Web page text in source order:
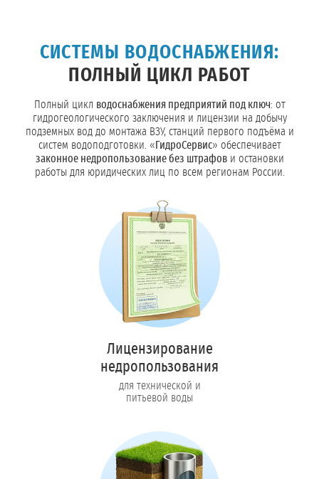
СИСТЕМЫ ВОДОСНАБЖЕНИЯ:
ПОЛНЫЙ ЦИКЛ РАБОТ
Полный цикл водоснабжения предприятий под ключ: от
гидрогеологического заключения и лицензии на добычу
подземных вод до монтажа ВЗУ, станций первого подъёма и
систем водоподготовки. «ГидроСервис» обеспечивает
законное недропользование без штрафови остановки
работы для юридических лиц по всем регионам России.
Лицензирование
недропользования
для технической и
питьевой воды